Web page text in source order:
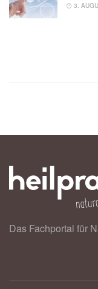
3.
Das Fachportal für